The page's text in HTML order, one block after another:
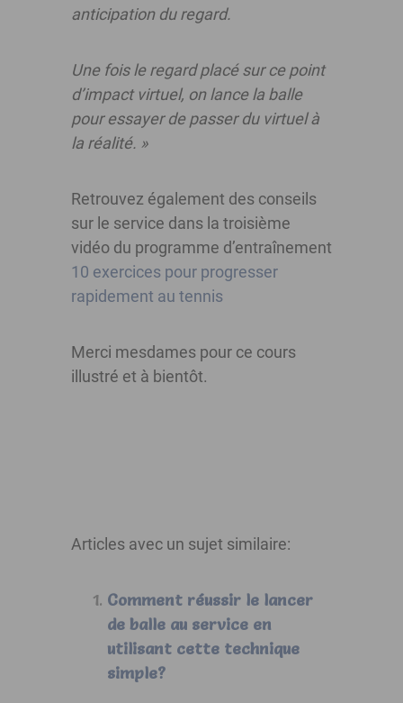
anticipation du regard.
Une fois le regard placé sur ce point
d’impact virtuel, on lance la balle
pour essayer de passer du virtuel à
la réalité. »
Retrouvez également des conseils
sur le service dans la troisième
vidéo du programme d’entraînement
10 exercices pour progresser
rapidement au tennis
Merci mesdames pour ce cours
illustré et à bientôt.
Articles avec un sujet similaire:
Comment réussir le lancer
de balle au service en
utilisant cette technique
simple?